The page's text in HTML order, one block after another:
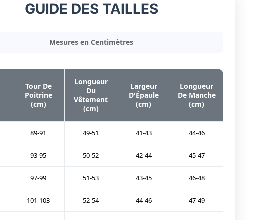
GUIDE DES TAILLES
Mesures en Centimètres
Tour De
Poitrine
(cm)
Longueur
Du
Vêtement
(cm)
Largeur
D'Épaule
(cm)
Longueur
De Manche
(cm)
89-91 49-51 41-43 44-46
93-95 50-52 42-44 45-47
97-99 51-53 43-45 46-48
101-103 52-54 44-46 47-49